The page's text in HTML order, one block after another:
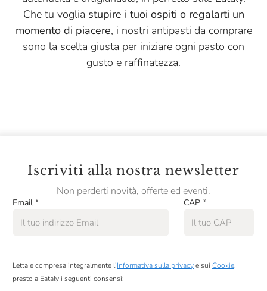
Che tu voglia stupire i tuoi ospiti o regalarti un
momento di piacere, i nostri antipasti da comprare
sono la scelta giusta per iniziare ogni pasto con
gusto e raffinatezza.
Iscriviti alla nostra newsletter
Non perderti novità, offerte ed eventi.
Email * CAP *
Letta e compresa integralmente l’Informativa sulla privacye sui Cookie,
presto a Eataly i seguenti consensi: